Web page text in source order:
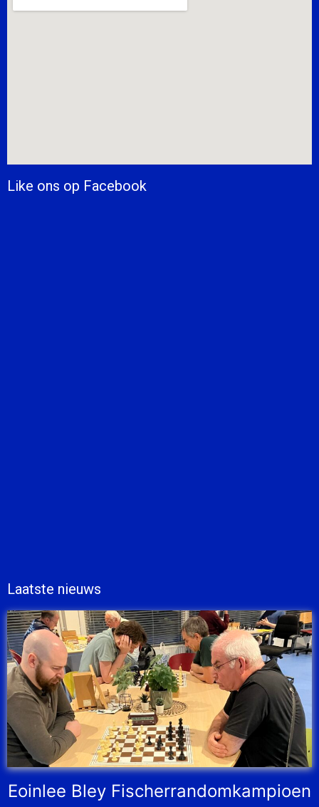
Like ons op Facebook
Laatste nieuws
Eoinlee Bley Fischerrandomkampioen